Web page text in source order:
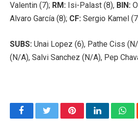
Valentin (7); RM: Isi-Palast (8), BIN:
Alvaro García (8); CF: Sergio Kamel
SUBS: Unai Lopez (6), Pathe Ciss
(N/A), Salvi Sanchez (N/A), Pep
FacebookTwitterPinterestLinkedIn